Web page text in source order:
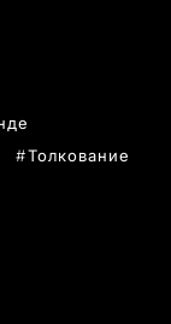
Толкование